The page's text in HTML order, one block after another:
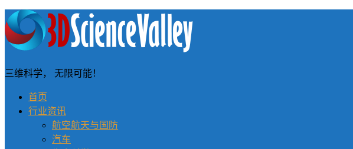
三维科学， 无限可能！
首页
行业资讯
航空航天与国防
汽车